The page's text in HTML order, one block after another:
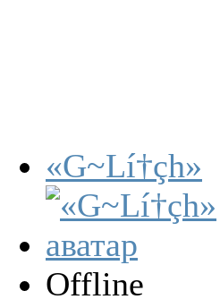
«G~Lí†çh»
Offline